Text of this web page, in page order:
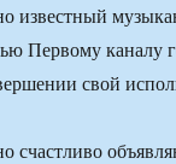
известный
Первому каналу
свой
счастливо